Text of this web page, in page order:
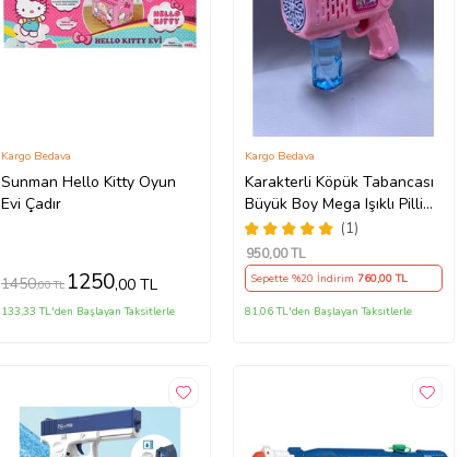
Sunman Hello Kitty Oyun
Evi Çadır
Kargo Bedava
1450,00 TL 1250,00 TL
133,33 TL'den Başlayan Taksitlerle
Karakterli Köpük Tabancası
Büyük Boy Mega Işıklı Pilli
Otomatik Baloncuk Makinesi
Bubble Gun Sürekli
Baloncuk Çıkar
(1)
Kargo Bedava
950,00 TL
Sepette %20 İndirim 760,00 TL
81,06 TL'den Başlayan Taksitlerle